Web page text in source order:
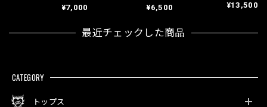
¥7,000
¥6,500
¥13,500
最近チェックした商品
CATEGORY
トップス